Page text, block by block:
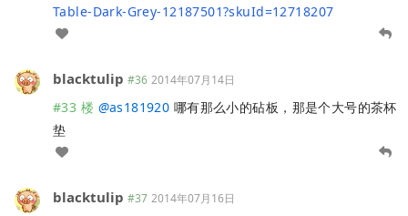
Table-Dark-Grey-12187501?skuId=12718207
blacktulip #36 2014年07月14日
#33 楼 @as181920 哪有那么小的砧板，那是个大号的茶杯
垫
blacktulip #37 2014年07月16日